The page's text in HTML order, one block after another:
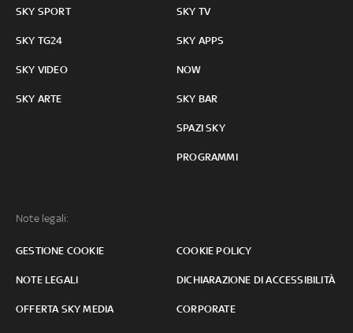
SKY SPORT
SKY TG24
SKY VIDEO
SKY ARTE
SKY TV
SKY APPS
NOW
SKY BAR
SPAZI SKY
PROGRAMMI
Note legali:
GESTIONE COOKIE COOKIE POLICY
NOTE LEGALI DICHIARAZIONE DI ACCESSIBILITÀ
OFFERTA SKY MEDIA CORPORATE